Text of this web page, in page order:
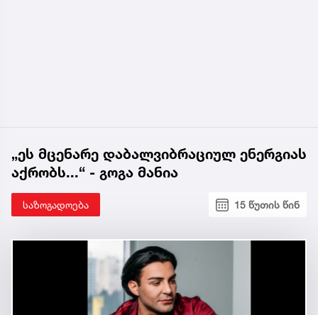
„ეს მცენარე დაბალვიბრაციულ ენერგიას
აქრობს...“ - გოგა მანია
საზოგადოება 15 წუთის წინ